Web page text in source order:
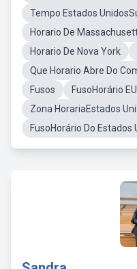
Tempo Estados
Horario De
Horario De Nova York
Que Horario Abre Do
Fusos
FusoHorário
Zona HorariaEstados
FusoHorário Do Estados